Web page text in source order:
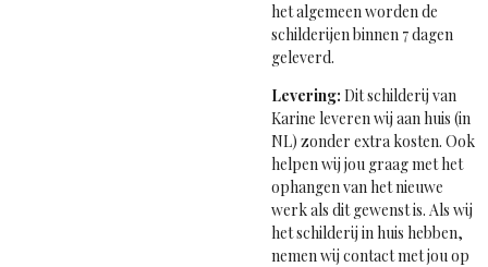
het algemeen worden de
schilderijen binnen 7 dagen
geleverd.
Levering: Dit schilderij van
Karine leveren wij aan huis (in
NL) zonder extra kosten. Ook
helpen wij jou graag met het
ophangen van het nieuwe
werk als dit gewenst is. Als wij
het schilderij in huis hebben,
nemen wij contact met jou op